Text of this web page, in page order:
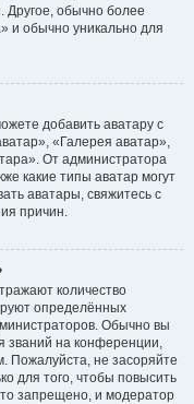
Другое, обычно более
и обычно уникально для
добавить аватару с
«Галерея аватар»,
От администратора
какие типы аватар могут
аватары, свяжитесь с
причин.
количество
определённых
Обычно вы
званий на конференции,
Пожалуйста, не засоряйте
для того, чтобы повысить
запрещено, и модератор